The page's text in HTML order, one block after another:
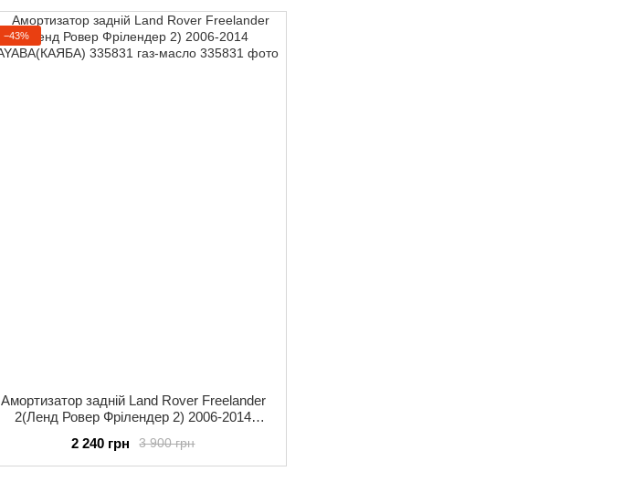
−43%
Амортизатор задній Land Rover Freelander
2(Ленд Ровер Фрілендер 2) 2006-2014
3 900 грн
2 240 грн